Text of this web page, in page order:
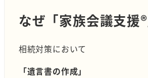
なぜ「家族会議支援
相続対策において
「遺言書の作成」